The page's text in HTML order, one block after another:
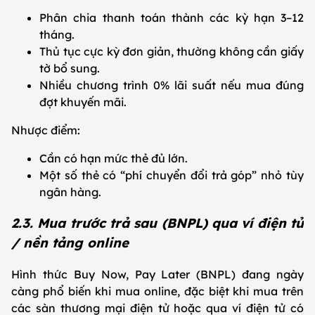
Phân chia thanh toán thành các kỳ hạn 3–12
tháng.
Thủ tục cực kỳ đơn giản, thường không cần giấy
tờ bổ sung.
Nhiều chương trình 0% lãi suất nếu mua đúng
đợt khuyến mãi.
Nhược điểm:
Cần có hạn mức thẻ đủ lớn.
Một số thẻ có “phí chuyển đổi trả góp” nhỏ tùy
ngân hàng.
2.3. Mua trước trả sau (BNPL) qua ví điện tử
/ nền tảng online
Hình thức Buy Now, Pay Later (BNPL) đang ngày
càng phổ biến khi mua online, đặc biệt khi mua trên
các sàn thương mại điện tử hoặc qua ví điện tử có